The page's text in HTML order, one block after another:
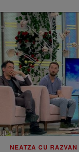
NEATZA CU